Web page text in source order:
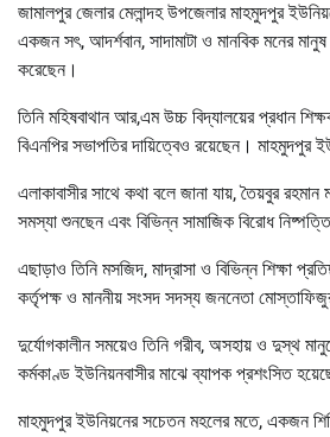
জামালপুর জেলার মেলান্দহ উপজেলার মাহমুদপুর
একজন সৎ, আদর্শবান, সাদামাটা ও মানবিক মনের
করেছেন।
তিনি মহিষবাথান আর,এম উচ্চ বিদ্যালয়ের প্রধান
বিএনপির সভাপতির দায়িত্বেও রয়েছেন। মাহমুদপুর
এলাকাবাসীর সাথে কথা বলে জানা যায়, তৈয়বুর
সমস্যা শুনছেন এবং বিভিন্ন সামাজিক বিরোধ
এছাড়াও তিনি মসজিদ, মাদ্রাসা ও বিভিন্ন শিক্ষা
কর্তৃপক্ষ ও মাননীয় সংসদ সদস্য জননেতা
দুর্যোগকালীন সময়েও তিনি গরীব, অসহায় ও দুস্থ
কর্মকাণ্ড ইউনিয়নবাসীর মাঝে ব্যাপক প্রশংসিত
মাহমুদপুর ইউনিয়নের সচেতন মহলের মতে, একজন